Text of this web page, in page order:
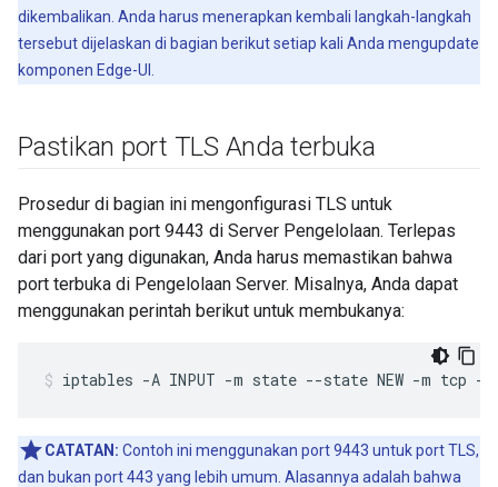
dikembalikan. Anda harus menerapkan kembali langkah-langkah
tersebut dijelaskan di bagian berikut setiap kali Anda mengupdate
komponen Edge-UI.
Pastikan port TLS Anda terbuka
Prosedur di bagian ini mengonfigurasi TLS untuk
menggunakan port 9443 di Server Pengelolaan. Terlepas
dari port yang digunakan, Anda harus memastikan bahwa
port terbuka di Pengelolaan Server. Misalnya, Anda dapat
menggunakan perintah berikut untuk membukanya:
iptables -A INPUT -m state --state NEW -m tcp -
CATATAN: Contoh ini menggunakan port 9443 untuk port TLS,
dan bukan port 443 yang lebih umum. Alasannya adalah bahwa